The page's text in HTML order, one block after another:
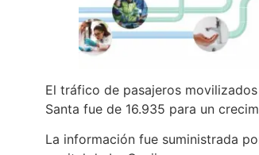
El tráfico de pasajeros
Santa fue de 16.935 para un
La información fue suministrada